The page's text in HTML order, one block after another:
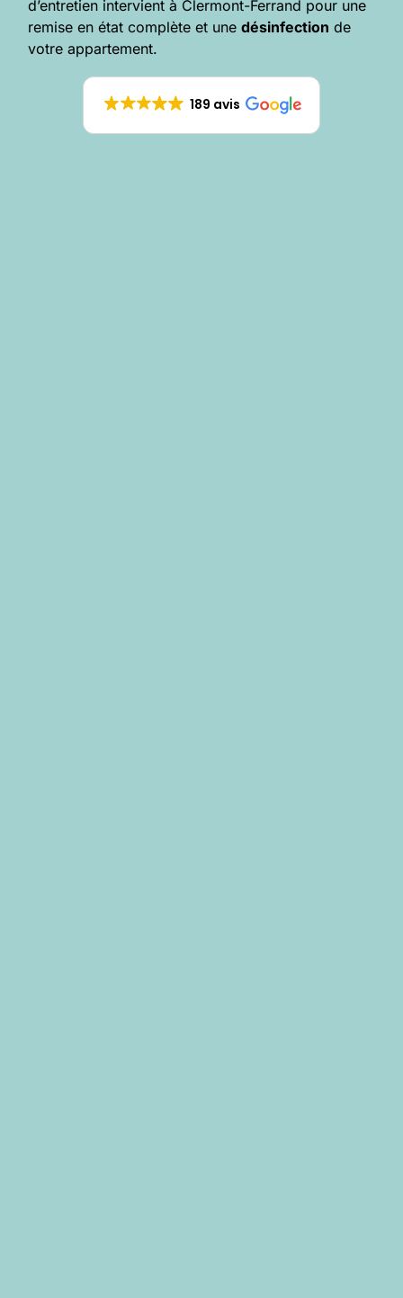
d’entretien intervient à Clermont-Ferrand pour une
remise en état complète et unedésinfection de
votre appartement.
189 avis